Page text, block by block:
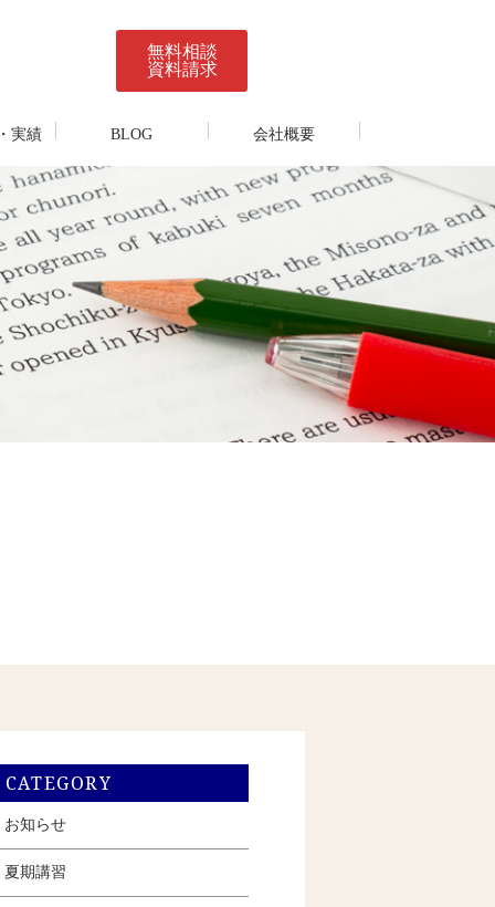
無料相談
資料請求
実績 BLOG 会社概要
CATEGORY
お知らせ
夏期講習